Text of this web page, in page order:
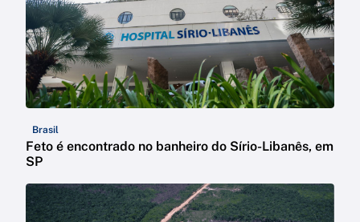
Brasil
Feto é encontrado no banheiro do Sírio-Libanês, em
SP